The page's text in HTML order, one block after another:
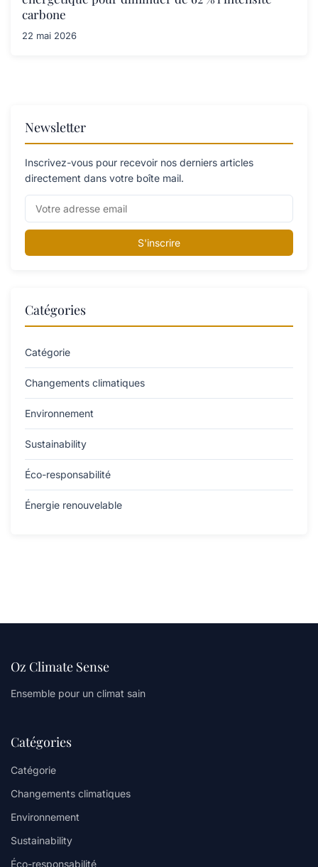
carbone
22 mai 2026
Newsletter
Inscrivez-vous pour recevoir nos derniers articles
directement dans votre boîte mail.
S'inscrire
Catégories
Catégorie
Changements climatiques
Environnement
Sustainability
Éco-responsabilité
Énergie renouvelable
Oz Climate Sense
Ensemble pour un climat sain
Catégories
Catégorie
Changements climatiques
Environnement
Sustainability
Éco-responsabilité